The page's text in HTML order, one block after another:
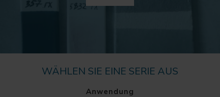
WÄHLEN SIE EINE SERIE AUS
Anwendung